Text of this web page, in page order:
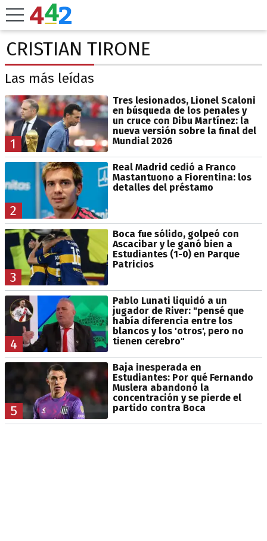
CRISTIAN TIRONE
Las más leídas
1
Tres lesionados, Lionel Scaloni
en búsqueda de los penales y
un cruce con Dibu Martínez: la
nueva versión sobre la final del
Mundial 2026
2
Real Madrid cedió a Franco
Mastantuono a Fiorentina: los
detalles del préstamo
3
Boca fue sólido, golpeó con
Ascacibar y le ganó bien a
Estudiantes (1-0) en Parque
Patricios
4
Pablo Lunati liquidó a un
jugador de River: "pensé que
había diferencia entre los
blancos y los 'otros', pero no
tienen cerebro"
5
Baja inesperada en
Estudiantes: Por qué Fernando
Muslera abandonó la
concentración y se pierde el
partido contra Boca